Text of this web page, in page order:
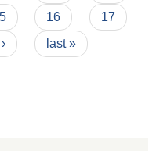
16
17
last »